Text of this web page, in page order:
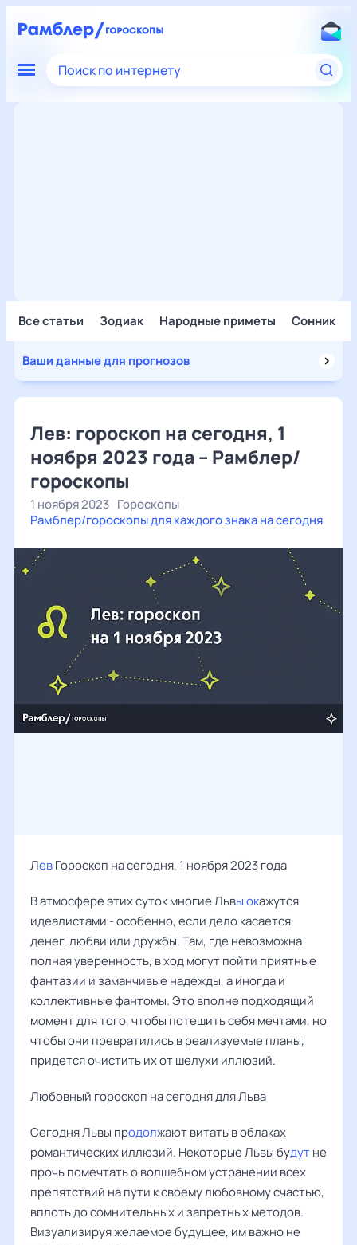
Поиск по интернету
Все статьи Зодиак Народные приметы Сонник
Ваши данные для прогнозов
Лев: гороскоп на сегодня, 1
ноября 2023 года – Рамблер/
гороскопы
1 ноября 2023 Гороскопы
Рамблер/гороскопы для каждого знака на сегодня
ЛевГороскоп на сегодня, 1 ноября 2023 года
В атмосфере этих суток многие Львы окажутся
идеалистами - особенно, если дело касается
денег, любви или дружбы. Там, где невозможна
полная уверенность, в ход могут пойти приятные
фантазии и заманчивые надежды, а иногда и
коллективные фантомы. Это вполне подходящий
момент для того, чтобы потешить себя мечтами, но
чтобы они превратились в реализуемые планы,
придется очистить их от шелухи иллюзий.
Любовный гороскоп на сегодня для Льва
Сегодня Львы продолжают витать в облаках
романтических иллюзий. Некоторые Львы будутне
прочь помечтать о волшебном устранении всех
препятствий на пути к своему любовному счастью,
вплоть до сомнительных и запретных методов.
Визуализируя желаемое будущее, им важно не